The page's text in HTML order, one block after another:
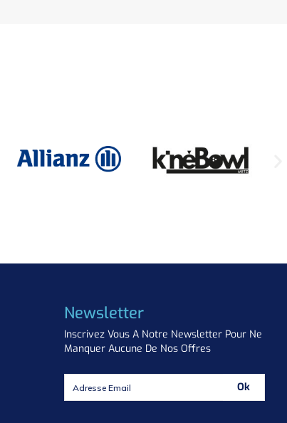
Newsletter
Inscrivez Vous A Notre Newsletter Pour Ne
Manquer Aucune De Nos Offres
Ok